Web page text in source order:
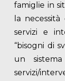
famiglie in
la
servizi e
“bisogni di
un
servizi/